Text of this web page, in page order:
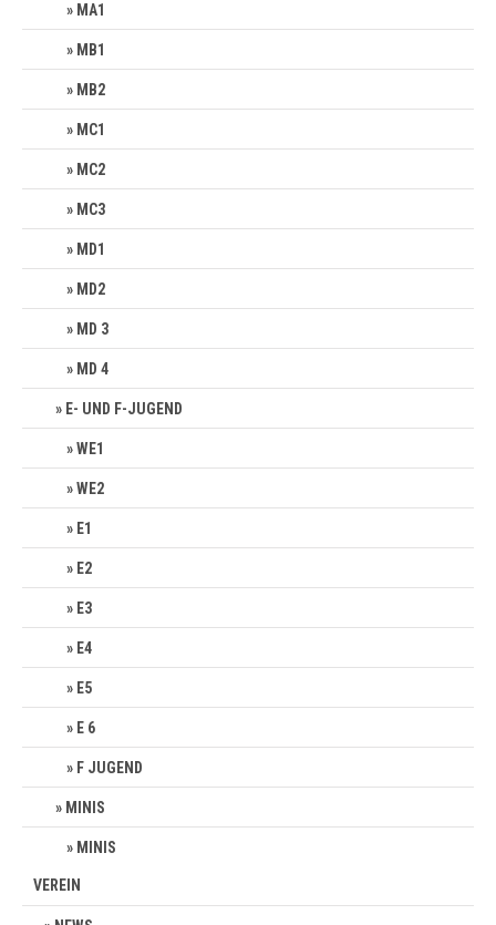
MA1
MB1
MB2
MC1
MC2
MC3
MD1
MD2
MD 3
MD 4
E- UND F-JUGEND
WE1
WE2
E1
E2
E3
E4
E5
E 6
F JUGEND
MINIS
MINIS
VEREIN